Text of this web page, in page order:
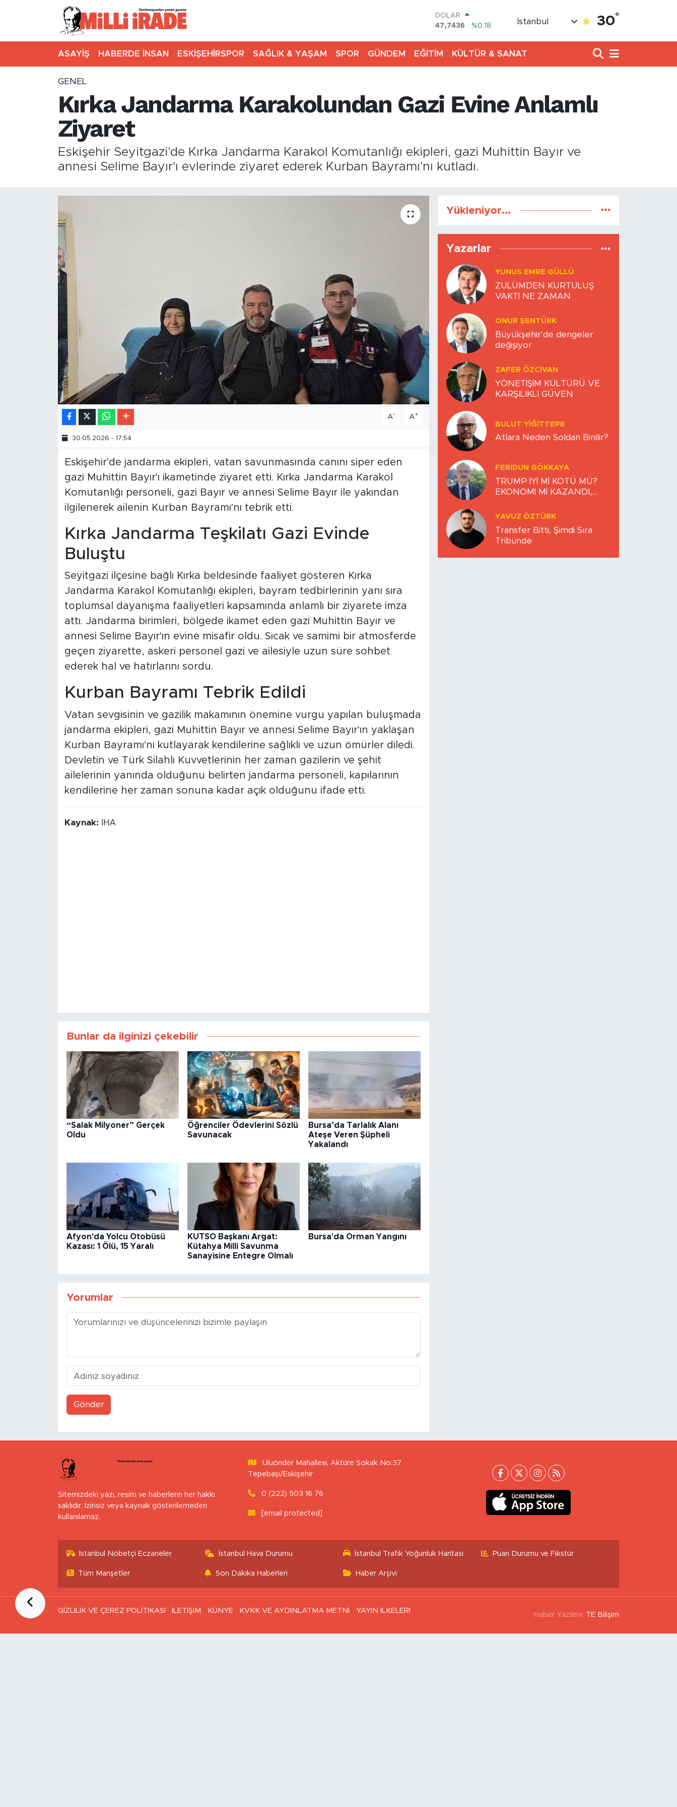
DOLAR
47,7436
%0.18
STERLİN
64,4811
%0.38
BİST100
13.779
%-14
İstanbul 30°
ASAYİŞ HABERDE İNSAN ESKİŞEHİRSPOR SAĞLIK & YAŞAM SPOR GÜNDEM EĞİTİM KÜLTÜR & SANAT
GENEL
Kırka Jandarma Karakolundan Gazi Evine Anlamlı
Ziyaret
Eskişehir Seyitgazi'de Kırka Jandarma Karakol Komutanlığı ekipleri, gazi Muhittin Bayır ve
annesi Selime Bayır'ı evlerinde ziyaret ederek Kurban Bayramı'nı kutladı.
A- A+
30.05.2026 - 17:54
Eskişehir'de jandarma ekipleri, vatan savunmasında canını siper eden
gazi Muhittin Bayır'ı ikametinde ziyaret etti. Kırka Jandarma Karakol
Komutanlığı personeli, gazi Bayır ve annesi Selime Bayır ile yakından
ilgilenerek ailenin Kurban Bayramı'nı tebrik etti.
Kırka Jandarma Teşkilatı Gazi Evinde
Buluştu
Seyitgazi ilçesine bağlı Kırka beldesinde faaliyet gösteren Kırka
Jandarma Karakol Komutanlığı ekipleri, bayram tedbirlerinin yanı sıra
toplumsal dayanışma faaliyetleri kapsamında anlamlı bir ziyarete imza
attı. Jandarma birimleri, bölgede ikamet eden gazi Muhittin Bayır ve
annesi Selime Bayır'ın evine misafir oldu. Sıcak ve samimi bir atmosferde
geçen ziyarette, askeri personel gazi ve ailesiyle uzun süre sohbet
ederek hal ve hatırlarını sordu.
Kurban Bayramı Tebrik Edildi
Vatan sevgisinin ve gazilik makamının önemine vurgu yapılan buluşmada
jandarma ekipleri, gazi Muhittin Bayır ve annesi Selime Bayır'ın yaklaşan
Kurban Bayramı'nı kutlayarak kendilerine sağlıklı ve uzun ömürler diledi.
Devletin ve Türk Silahlı Kuvvetlerinin her zaman gazilerin ve şehit
ailelerinin yanında olduğunu belirten jandarma personeli, kapılarının
kendilerine her zaman sonuna kadar açık olduğunu ifade etti.
Kaynak: İHA
Bunlar da ilginizi çekebilir
“Salak Milyoner” Gerçek
Oldu
Öğrenciler Ödevlerini Sözlü
Savunacak
Bursa’da Tarlalık Alanı
Ateşe Veren Şüpheli
Yakalandı
Afyon'da Yolcu Otobüsü
Kazası: 1 Ölü, 15 Yaralı
KUTSO Başkanı Argat:
Kütahya Milli Savunma
Sanayisine Entegre Olmalı
Bursa'da Orman Yangını
Yorumlar
Gönder
Yükleniyor...
Yazarlar
YUNUS EMRE GÜLLÜ
ZULÜMDEN KURTULUŞ
VAKTİ NE ZAMAN
ONUR ŞENTÜRK
Büyükşehir’de dengeler
değişiyor
ZAFER ÖZCIVAN
YÖNETİŞİM KÜLTÜRÜ VE
KARŞILIKLI GÜVEN
BULUT YİĞİTTEPE
Atlara Neden Soldan Binilir?
FERIDUN GÖKKAYA
TRUMP İYİ Mİ KÖTÜ MÜ?
EKONOMİ Mİ KAZANDI,
YAVUZ ÖZTÜRK
Transfer Bitti, Şimdi Sıra
Tribünde
Sitemizdeki yazı, resim ve haberlerin her hakkı
saklıdır. İzinsiz veya kaynak gösterilemeden
kullanılamaz.
Uluönder Mahallesi, Aktüre Sokak No:37
Tepebaşı/Eskişehir
0 (222) 503 16 76
[email protected]
İstanbul Nöbetçi Eczaneler İstanbul Hava Durumu İstanbul Trafik Yoğunluk Haritası Puan Durumu ve Fikstür
Tüm Manşetler Son Dakika Haberleri Haber Arşivi
GİZLİLİK VE ÇEREZ POLİTİKASI İLETİŞİM KÜNYE KVKK VE AYDINLATMA METNİ YAYIN İLKELERİ
Haber Yazılımı: TE Bilişim